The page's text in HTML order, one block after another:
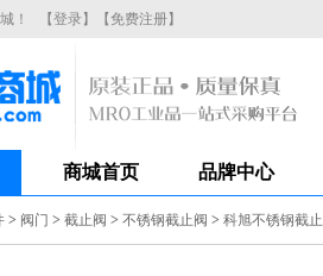
！ 【登录】 【免费注册】
商城首页 品牌中心
> 阀门 > 截止阀 > 不锈钢截止阀 > 科旭不锈钢截